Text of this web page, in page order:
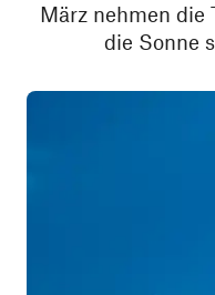
März nehmen die
die Sonne